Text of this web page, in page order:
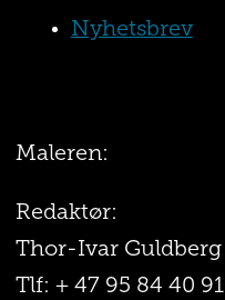
Nyhetsbrev
Maleren:
Redaktør:
Thor-Ivar Guldberg
Tlf: + 47 95 84 40 91